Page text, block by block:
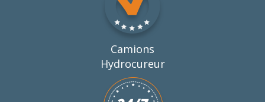
Camions
Hydrocureur